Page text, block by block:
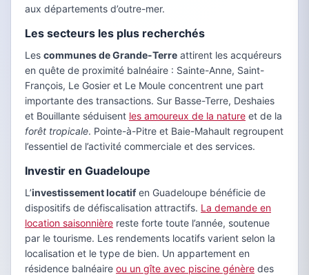
aux départements d’outre-mer.
Les secteurs les plus recherchés
Les communes de Grande-Terre attirent les acquéreurs
en quête de proximité balnéaire : Sainte-Anne, Saint-
François, Le Gosier et Le Moule concentrent une part
importante des transactions. Sur Basse-Terre, Deshaies
et Bouillante séduisent les amoureux de la nature et de la
forêt tropicale. Pointe-à-Pitre et Baie-Mahault regroupent
l’essentiel de l’activité commerciale et des services.
Investir en Guadeloupe
L’investissement locatifen Guadeloupe bénéficie de
dispositifs de défiscalisation attractifs. La demande en
location saisonnière reste forte toute l’année, soutenue
par le tourisme. Les rendements locatifs varient selon la
localisation et le type de bien. Un appartement en
résidence balnéaire ou un gîte avec piscine génère des